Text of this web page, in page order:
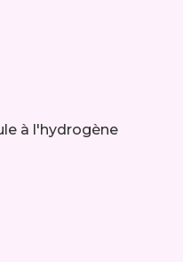
à l'hydrogène